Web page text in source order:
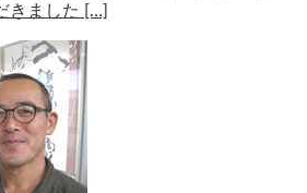
きました […]